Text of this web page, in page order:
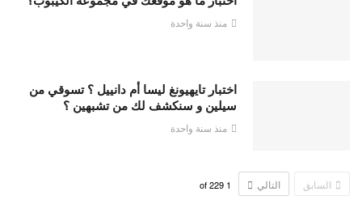
منذ سنة واحدة
اختبار تايهيونغ ليسا أم دانييل ؟ تسوقي من
سيلين و سنكشف لك من تشبهين ؟
منذ سنة واحدة
السابق التالي 1
229